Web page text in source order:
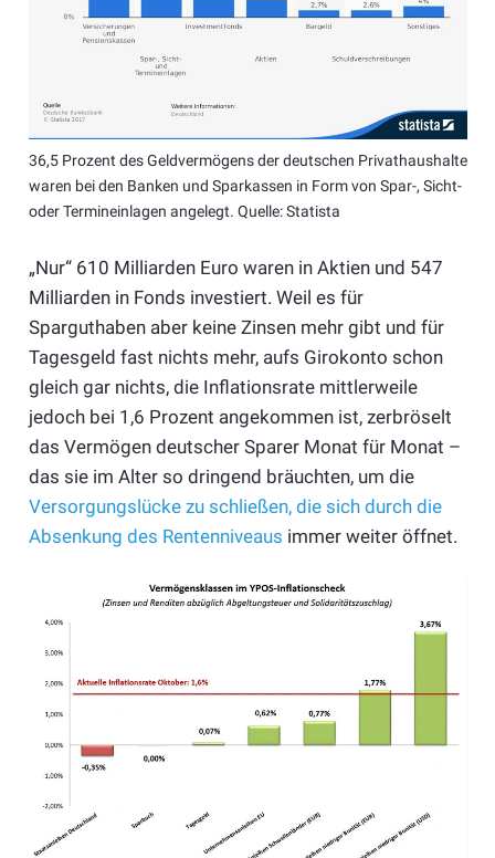
36,5 Prozent des Geldvermögens der deutschen Privathaushalte
waren bei den Banken und Sparkassen in Form von Spar-, Sicht-
oder Termineinlagen angelegt. Quelle: Statista
„Nur“ 610 Milliarden Euro waren in Aktien und 547
Milliarden in Fonds investiert. Weil es für
Sparguthaben aber keine Zinsen mehr gibt und für
Tagesgeld fast nichts mehr, aufs Girokonto schon
gleich gar nichts, die Inflationsrate mittlerweile
jedoch bei 1,6 Prozent angekommen ist, zerbröselt
das Vermögen deutscher Sparer Monat für Monat –
das sie im Alter so dringend bräuchten, um die
Versorgungslücke zu schließen, die sich durch die
Absenkung des Rentenniveaus immer weiter öffnet.